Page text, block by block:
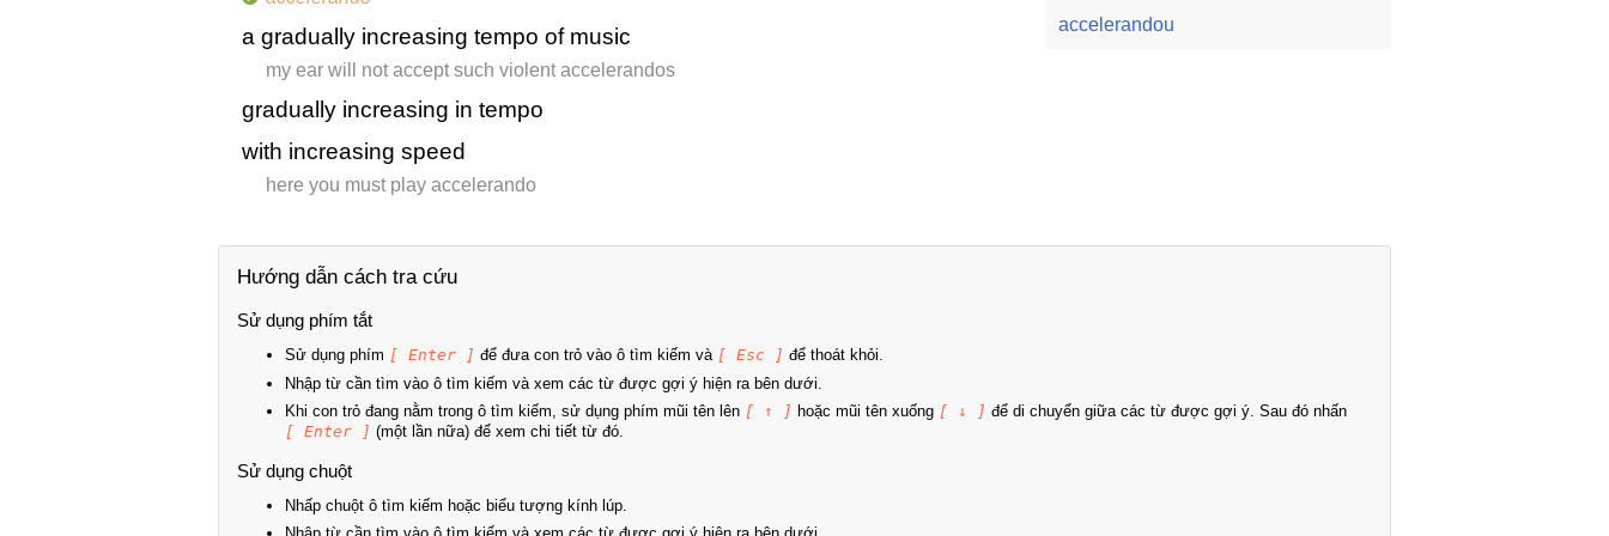
a gradually increasing tempo of music
my ear will not accept such violent accelerandos
gradually increasing in tempo
with increasing speed
here you must play accelerando
accelerandou
Hướng dẫn cách tra cứu
Sử dụng phím tắt
Sử dụng phím [ Enter ] để đưa con trỏ vào ô tìm kiếm và [ Esc ] để thoát khỏi.
Nhập từ cần tìm vào ô tìm kiếm và xem các từ được gợi ý hiện ra bên dưới.
Khi con trỏ đang nằm trong ô tìm kiếm, sử dụng phím mũi tên lên [ ↑ ] hoặc mũi tên xuống [ ↓ ] để di chuyển giữa các từ được gợi ý. Sau đó nhấn
[ Enter ] (một lần nữa) để xem chi tiết từ đó.
Sử dụng chuột
Nhấp chuột ô tìm kiếm hoặc biểu tượng kính lúp.